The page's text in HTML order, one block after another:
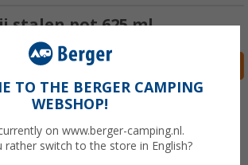
stalen pot 625 ml
TO THE BERGER CAMPING
WEBSHOP!
on www.berger-camping.nl.
rather switch to the store in English?